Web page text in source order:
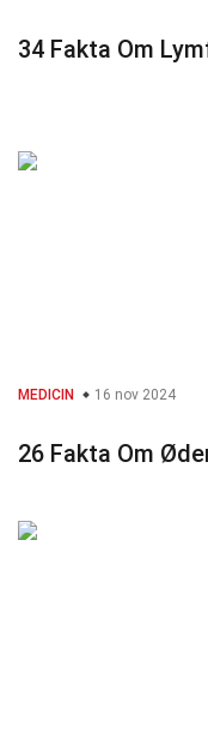
34 Fakta Om
MEDICIN 16 nov 2024
26 Fakta Om